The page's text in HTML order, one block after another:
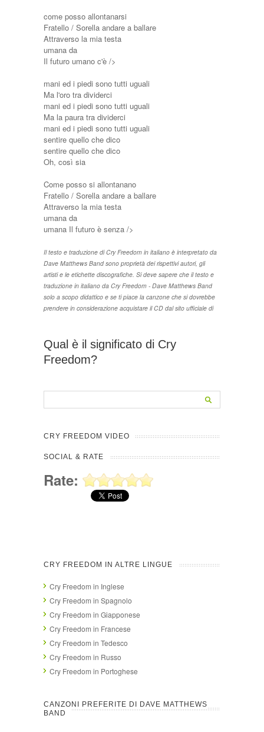
come posso allontanarsi
Fratello / Sorella andare a ballare
Attraverso la mia testa
umana da
Il futuro umano c'è />
mani ed i piedi sono tutti uguali
Ma l'oro tra dividerci
mani ed i piedi sono tutti uguali
Ma la paura tra dividerci
mani ed i piedi sono tutti uguali
sentire quello che dico
sentire quello che dico
Oh, così sia
Come posso si allontanano
Fratello / Sorella andare a ballare
Attraverso la mia testa
umana da
umana Il futuro è senza />
Il testo e traduzione di Cry Freedom in italiano è interpretato da
Dave Matthews Band sono proprietà dei rispettivi autori, gli
artisti e le etichette discografiche. Si deve sapere che il testo e
traduzione in italiano da Cry Freedom - Dave Matthews Band
solo a scopo didattico e se ti piace la canzone che si dovrebbe
prendere in considerazione acquistare il CD dal sito ufficiale di
Qual è il significato di Cry
Freedom?
CRY FREEDOM VIDEO
SOCIAL & RATE
Rate:
CRY FREEDOM IN ALTRE LINGUE
Cry Freedom in Inglese
Cry Freedom in Spagnolo
Cry Freedom in Giapponese
Cry Freedom in Francese
Cry Freedom in Tedesco
Cry Freedom in Russo
Cry Freedom in Portoghese
CANZONI PREFERITE DI DAVE MATTHEWS
BAND